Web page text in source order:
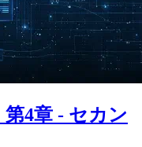
第4章 - セカン